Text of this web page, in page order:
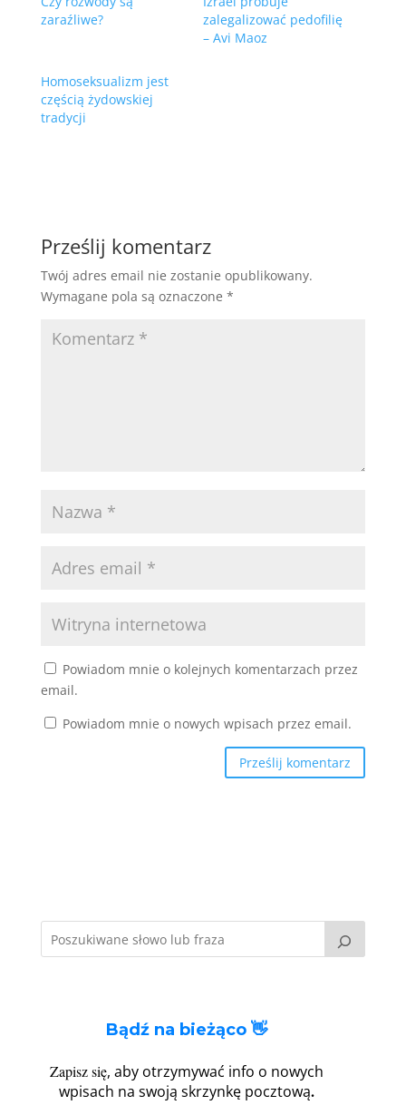
zaraźliwe?
zalegalizować pedofilię
– Avi Maoz
Homoseksualizm jest
częścią żydowskiej
tradycji
Prześlij komentarz
Twój adres email nie zostanie opublikowany.
Wymagane pola są oznaczone *
Powiadom mnie o kolejnych komentarzach przez
email.
Powiadom mnie o nowych wpisach przez email.
Bądź na bieżąco 👋
Zapisz się, aby otrzymywać info o nowych
wpisach na swoją skrzynkę pocztową.